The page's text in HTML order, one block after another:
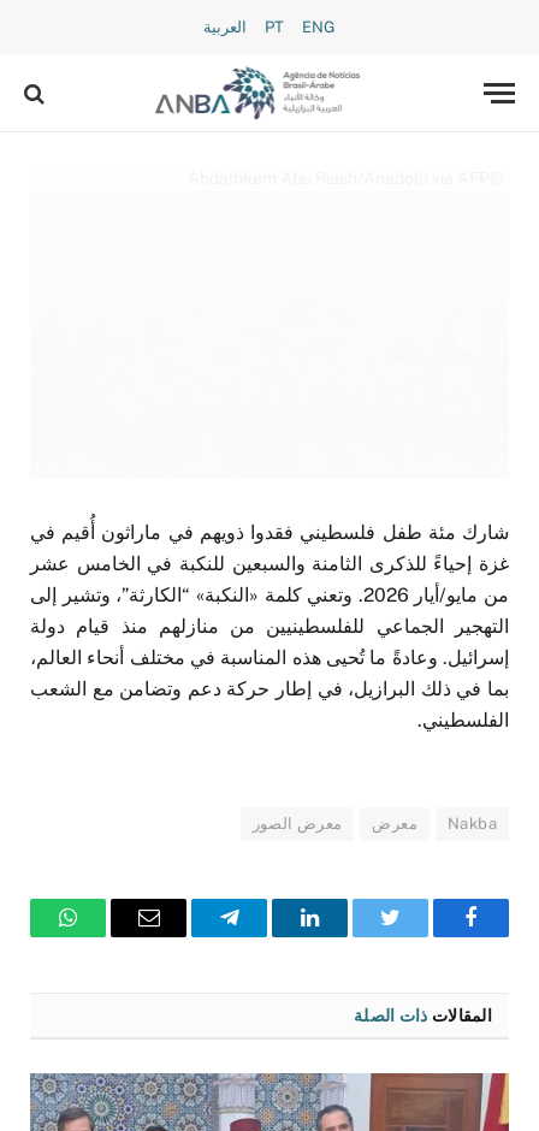
PT ENG العربية
شارك مئة طفل فلسطيني فقدوا ذويهم في ماراثون أُقيم في
غزة إحياءً للذكرى الثامنة والسبعين للنكبة في الخامس عشر
من مايو/أيار 2026. وتعني كلمة «النكبة» “الكارثة”، وتشير إلى
التهجير الجماعي للفلسطينيين من منازلهم منذ قيام دولة
إسرائيل. وعادةً ما تُحيى هذه المناسبة في مختلف أنحاء العالم،
بما في ذلك البرازيل، في إطار حركة دعم وتضامن مع الشعب
الفلسطيني.
Nakba معرض معرض الصور
فيسبوك تويتر لينكدإن تيلقرام
البريد
واتساب
المقالات ذات الصلة